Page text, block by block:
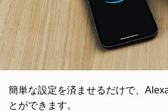
簡単な設定を済ませるだけで、
とができます。